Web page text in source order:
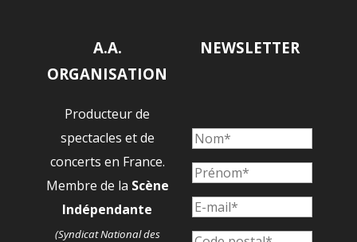
A.A.
ORGANISATION
Producteur de
spectacles et de
concerts en France.
Membre de la Scène
Indépendante
(Syndicat National des
NEWSLETTER